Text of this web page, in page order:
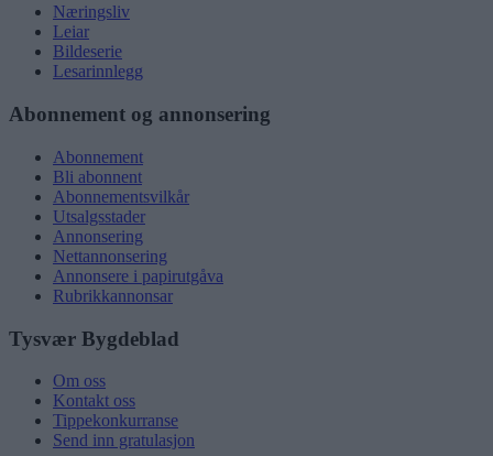
Næringsliv
Leiar
Bildeserie
Lesarinnlegg
Abonnement og annonsering
Abonnement
Bli abonnent
Abonnementsvilkår
Utsalgsstader
Annonsering
Nettannonsering
Annonsere i papirutgåva
Rubrikkannonsar
Tysvær Bygdeblad
Om oss
Kontakt oss
Tippekonkurranse
Send inn gratulasjon